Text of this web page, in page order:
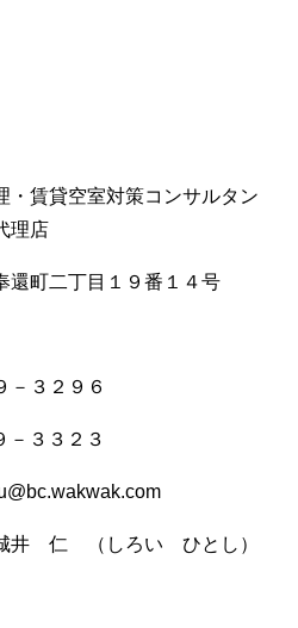
・賃貸空室対策コンサルタン
理店
還町二丁目１９番１４号
－３２９６
３３２３
井 仁 （しろい ひとし）